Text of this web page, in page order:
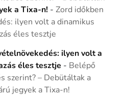
a Tixa-n! -Zord időkben
ilyen volt a dinamikus
éles tesztje
ilyen volt a
éles tesztje - Belépő
szerint? – Debütáltak a
jegyek a Tixa-n!